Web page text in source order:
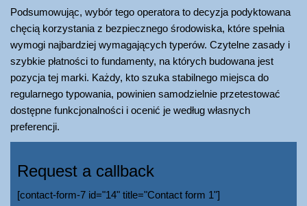
Podsumowując, wybór tego operatora to decyzja podyktowana
chęcią korzystania z bezpiecznego środowiska, które spełnia
wymogi najbardziej wymagających typerów. Czytelne zasady i
szybkie płatności to fundamenty, na których budowana jest
pozycja tej marki. Każdy, kto szuka stabilnego miejsca do
regularnego typowania, powinien samodzielnie przetestować
dostępne funkcjonalności i ocenić je według własnych
preferencji.
Request a callback
[contact-form-7 id="14" title="Contact form 1"]